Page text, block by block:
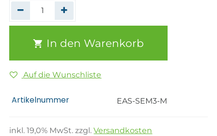
In den Warenkorb
Auf die Wunschliste
Artikelnummer EAS-SEM3-M
inkl.19,0% MwSt. zzgl.Versandkosten